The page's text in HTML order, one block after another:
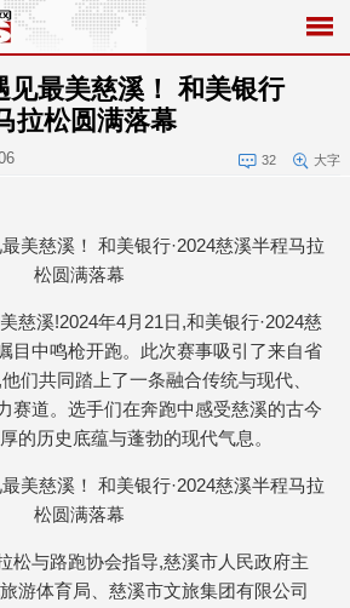
见最美慈溪！ 和美银行
拉松圆满落幕
32 大字
慈溪!2024年4月21日,和美银行·2024慈
目中鸣枪开跑。此次赛事吸引了来自省
们共同踏上了一条融合传统与现代、
赛道。选手们在奔跑中感受慈溪的古今
的历史底蕴与蓬勃的现代气息。
松与路跑协会指导,慈溪市人民政府主
游体育局、慈溪市文旅集团有限公司